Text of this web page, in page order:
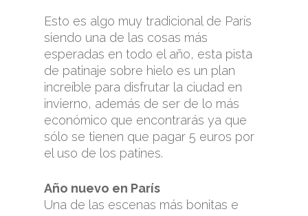
Esto es algo muy tradicional de París
siendo una de las cosas más
esperadas en todo el año, esta pista
de patinaje sobre hielo es un plan
increíble para disfrutar la ciudad en
invierno, además de ser de lo más
económico que encontrarás ya que
sólo se tienen que pagar 5 euros por
el uso de los patines.
Año nuevo en París
Una de las escenas más bonitas e